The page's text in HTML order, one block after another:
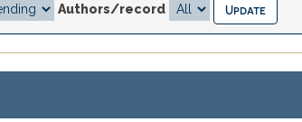
Authors/record